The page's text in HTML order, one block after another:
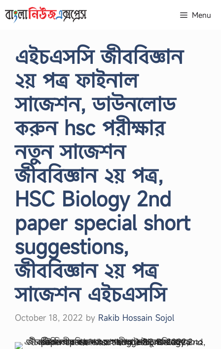
to
Menu
এইচএসসি জীববিজ্ঞান
২য় পত্র ফাইনাল
সাজেশন, ডাউনলোড
করুন hsc পরীক্ষার
নতুন সাজেশন
জীববিজ্ঞান ২য় পত্র,
HSC Biology 2nd
paper special short
suggestions,
জীববিজ্ঞান ২য় পত্র
সাজেশন এইচএসসি
October 18, 2022 by Rakib Hossain Sojol